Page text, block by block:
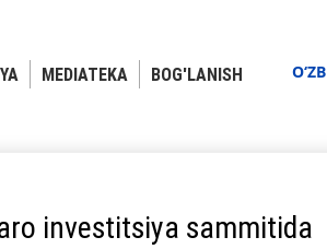
MEDIATEKA BOG'LANISH O‘ZB
investitsiya sammitida